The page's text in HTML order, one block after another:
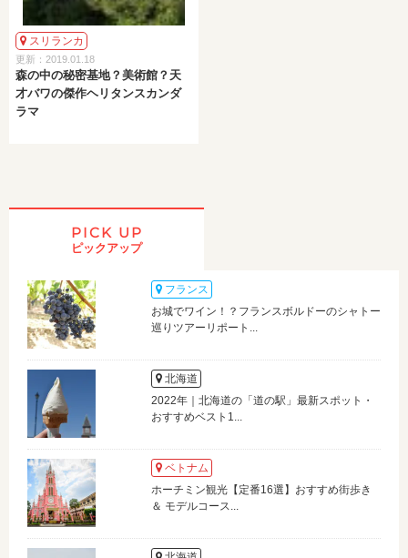
スリランカ
更新：2019.01.18
森の中の秘密基地？美術館？天
才バワの傑作ヘリタンスカンダ
ラマ
PICK UP
ピックアップ
フランス
お城でワイン！？フランスボルドーのシャトー
巡りツアーリポート...
北海道
2022年｜北海道の「道の駅」最新スポット・
おすすめベスト1...
ベトナム
ホーチミン観光【定番16選】おすすめ街歩き
＆ モデルコース...